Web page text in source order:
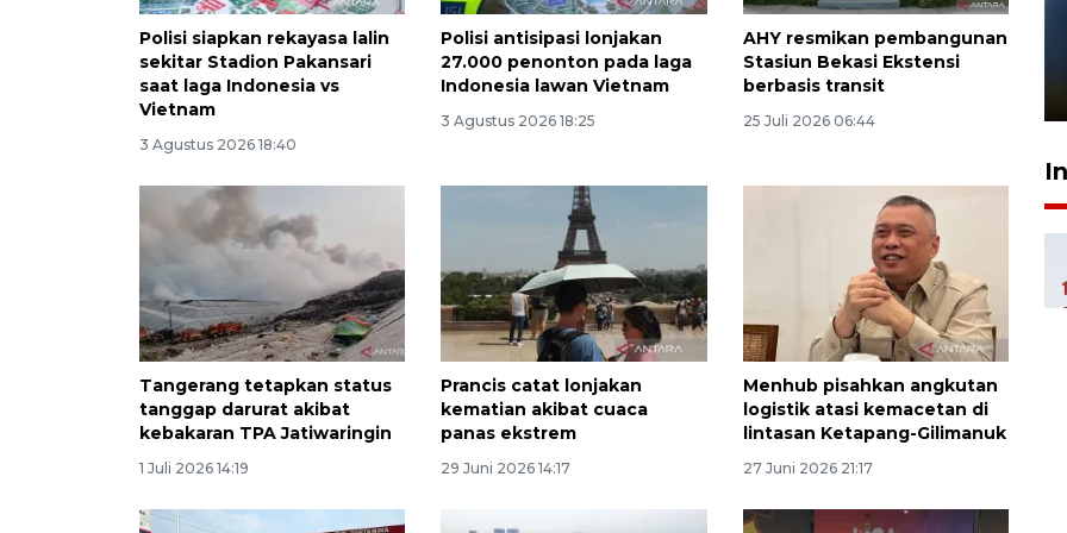
Polisi siapkan rekayasa lalin
sekitar Stadion Pakansari
saat laga Indonesia vs
Vietnam
3 Agustus 2026 18:40
Polisi antisipasi lonjakan
27.000 penonton pada laga
Indonesia lawan Vietnam
3 Agustus 2026 18:25
AHY resmikan pembangunan
Stasiun Bekasi Ekstensi
berbasis transit
25 Juli 2026 06:44
Tangerang tetapkan status
tanggap darurat akibat
kebakaran TPA Jatiwaringin
1 Juli 2026 14:19
Prancis catat lonjakan
kematian akibat cuaca
panas ekstrem
29 Juni 2026 14:17
Menhub pisahkan angkutan
logistik atasi kemacetan di
lintasan Ketapang-Gilimanuk
27 Juni 2026 21:17
Pelanggan Filaha Farm setia
sampai 8 tahan?
1 Juni 2026 05:47